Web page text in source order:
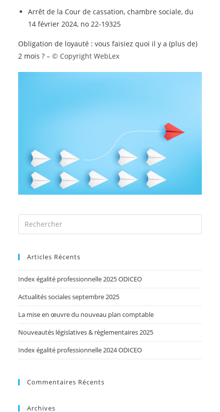
Arrêt de la Cour de cassation, chambre sociale, du
14 février 2024, no 22-19325
Obligation de loyauté : vous faisiez quoi il y a (plus de)
2 mois ? – © Copyright WebLex
Articles Récents
Index égalité professionnelle 2025 ODICEO
Actualités sociales septembre 2025
La mise en œuvre du nouveau plan comptable
Nouveautés législatives & règlementaires 2025
Index égalité professionnelle 2024 ODICEO
Commentaires Récents
Archives